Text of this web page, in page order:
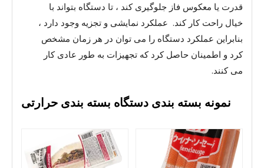
قدرت یا معکوس فاز جلوگیری کند ، تا دستگاه بتواند با
خیال راحت کار کند. عملکرد نمایشی و تجزیه وجود دارد ،
بنابراین عملکرد دستگاه را می توان در هر زمان مشخص
کرد و اطمینان حاصل کرد که تجهیزات به طور عادی کار
می کنند.
نمونه بسته بندی دستگاه بسته بندی حرارتی